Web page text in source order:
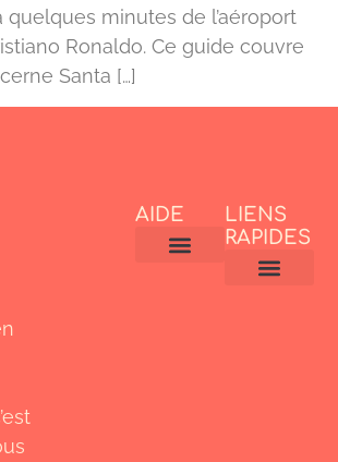
quelques minutes de l’aéroport
Ronaldo. Ce guide couvre
Santa […]
LIENS
RAPIDES
AIDE